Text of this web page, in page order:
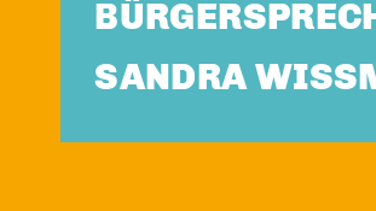
SANDRA